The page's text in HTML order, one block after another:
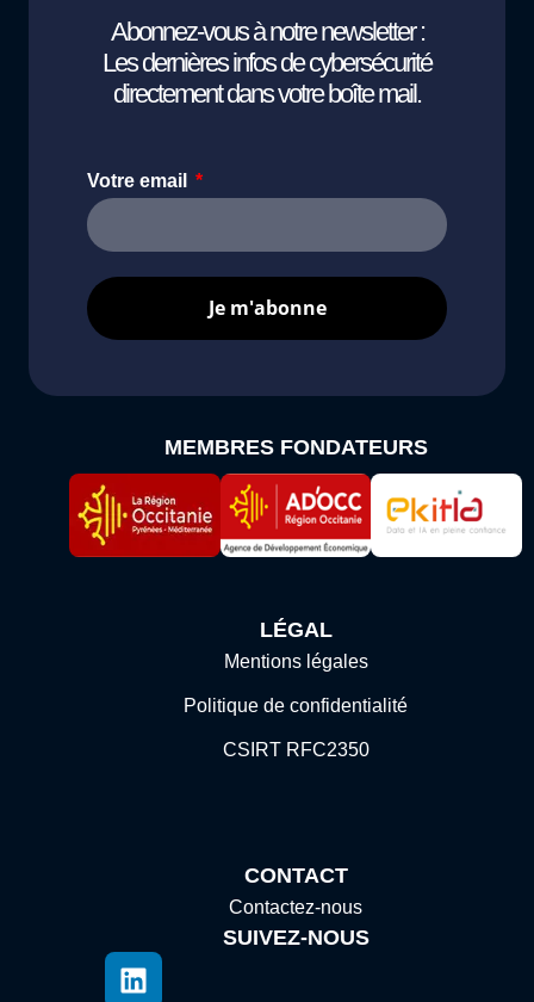
Abonnez-vous à notre newsletter :
Les dernières infos de cybersécurité
directement dans votre boîte mail.
Votre email
Je m'abonne
MEMBRES FONDATEURS
LÉGAL
Mentions légales
Politique de confidentialité
CSIRT RFC2350
CONTACT
Contactez-nous
SUIVEZ-NOUS